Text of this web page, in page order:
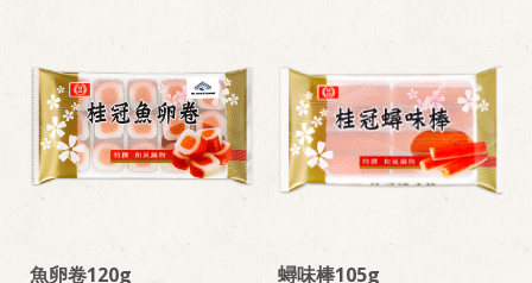
魚卵卷120g 蟳味棒105g